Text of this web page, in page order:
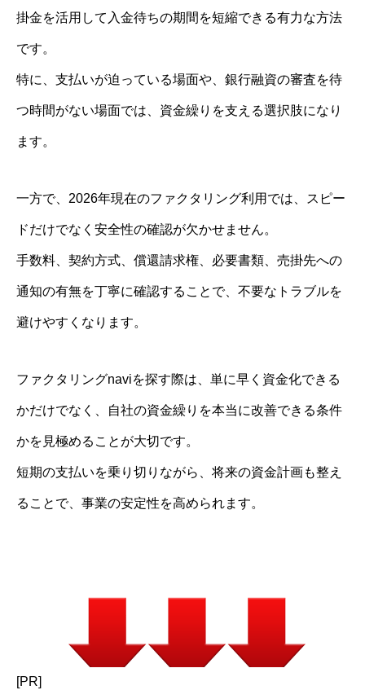
掛金を活用して入金待ちの期間を短縮できる有力な方法
です。
特に、支払いが迫っている場面や、銀行融資の審査を待
つ時間がない場面では、資金繰りを支える選択肢になり
ます。
一方で、2026年現在のファクタリング利用では、スピー
ドだけでなく安全性の確認が欠かせません。
手数料、契約方式、償還請求権、必要書類、売掛先への
通知の有無を丁寧に確認することで、不要なトラブルを
避けやすくなります。
ファクタリングnaviを探す際は、単に早く資金化できる
かだけでなく、自社の資金繰りを本当に改善できる条件
かを見極めることが大切です。
短期の支払いを乗り切りながら、将来の資金計画も整え
ることで、事業の安定性を高められます。
[PR]